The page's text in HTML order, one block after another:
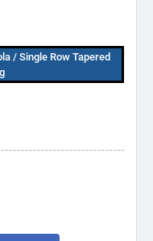
/ Single Row Tapered